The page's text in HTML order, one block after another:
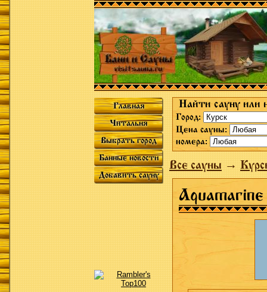
Главная
Читальня
Выбрать город
Банные новости
Добавить сауну
Найти сауну или
Город:
Цена сауны:
номера:
Все сауны→